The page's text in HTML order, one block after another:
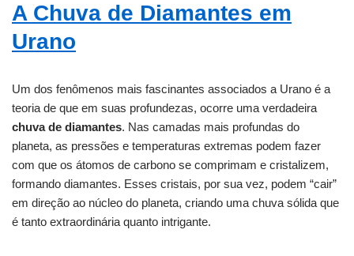
A Chuva de Diamantes em
Urano
Um dos fenômenos mais fascinantes associados a Urano é a
teoria de que em suas profundezas, ocorre uma verdadeira
chuva de diamantes. Nas camadas mais profundas do
planeta, as pressões e temperaturas extremas podem fazer
com que os átomos de carbono se comprimam e cristalizem,
formando diamantes. Esses cristais, por sua vez, podem “cair”
em direção ao núcleo do planeta, criando uma chuva sólida que
é tanto extraordinária quanto intrigante.